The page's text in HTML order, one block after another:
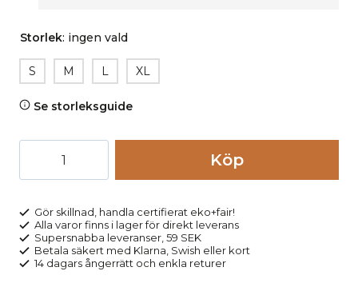
Storlek: ingen vald
S M L XL
Se storleksguide
ull/silke
rosa
mängd
Köp
Gör skillnad, handla certifierat eko+fair!
Alla varor finns i lager för direkt leverans
Supersnabba leveranser, 59 SEK
Betala säkert med Klarna, Swish eller kort
14 dagars ångerrätt och enkla returer